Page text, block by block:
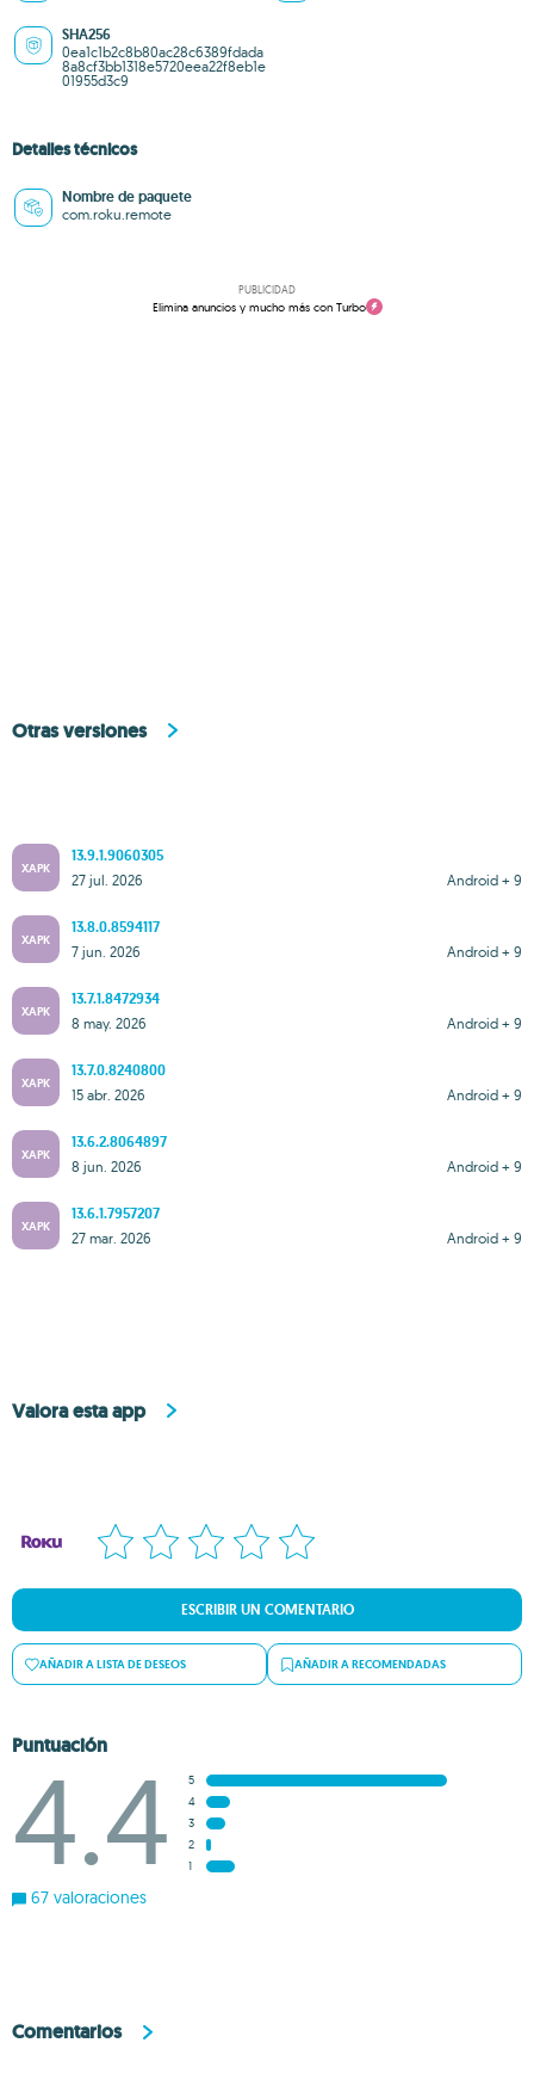
SHA256
0ea1c1b2c8b80ac28c6389fdada
8a8cf3bb1318e5720eea22f8eb1e
01955d3c9
Detalles técnicos
Nombre de paquete
com.roku.remote
PUBLICIDAD
Elimina anuncios y mucho más con Turbo
Otras versiones
XAPK
13.9.1.9060305
Android + 9
27 jul. 2026
XAPK
13.8.0.8594117
Android + 9
7 jun. 2026
XAPK
13.7.1.8472934
Android + 9
8 may. 2026
XAPK
13.7.0.8240800
Android + 9
15 abr. 2026
XAPK
13.6.2.8064897
Android + 9
8 jun. 2026
XAPK
13.6.1.7957207
Android + 9
27 mar. 2026
Valora esta app
ESCRIBIR UN COMENTARIO
AÑADIR A LISTA DE DESEOS AÑADIR A RECOMENDADAS
Puntuación
4.4
5
4
3
2
1
67 valoraciones
Comentarios